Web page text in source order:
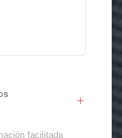
facilitada